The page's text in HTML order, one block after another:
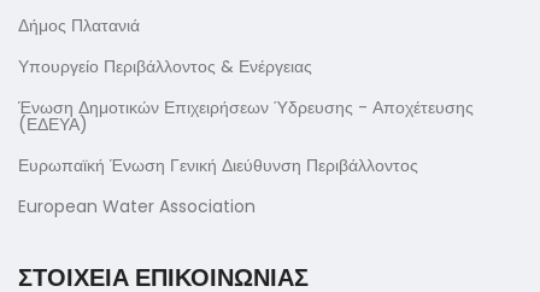
Δήμος Πλατανιά
Υπουργείο Περιβάλλοντος & Ενέργειας
Ένωση Δημοτικών Επιχειρήσεων Ύδρευσης - Αποχέτευσης
(ΕΔΕΥΑ)
Ευρωπαϊκή Ένωση Γενική Διεύθυνση Περιβάλλοντος
European Water Association
ΣΤΟΙΧΕΙΑ ΕΠΙΚΟΙΝΩΝΙΑΣ